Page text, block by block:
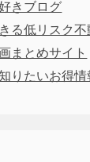
きブログ
る低リスク
まとめサイト
りたいお得情